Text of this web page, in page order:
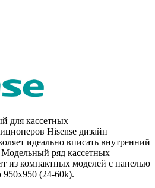
для кассетных
Hisense дизайн
идеально вписать внутренний
ряд кассетных
из компактных моделей с панелью
(24-60k).